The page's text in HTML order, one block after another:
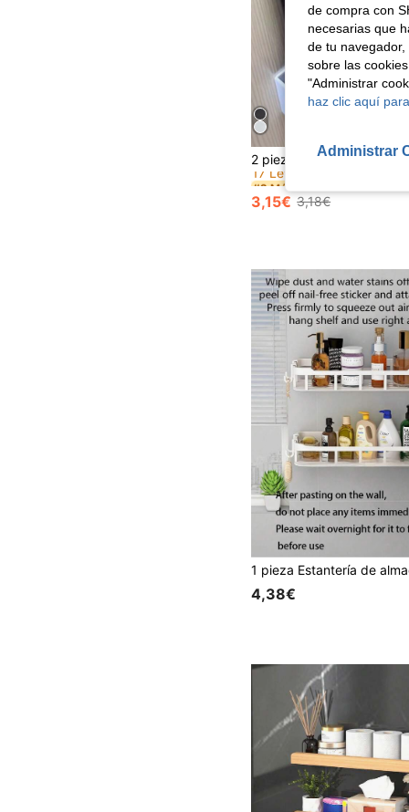
#2 Más vendidos
17 Left
#2 Más vendidos
17 Left
#2 Más vendidos
17 Left
#2 Más vendidos
3,15€ 3,18€
4,38€
de compra con
necesarias que
de tu
sobre las
"Administrar
haz clic aquí
Administrar